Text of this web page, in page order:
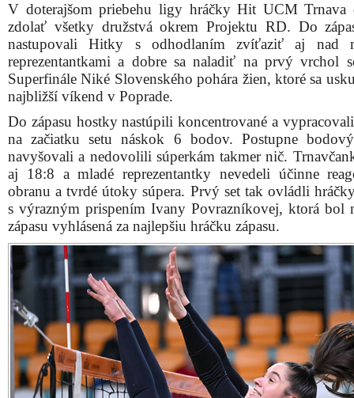
V doterajšom priebehu ligy hráčky Hit UCM Trnava
zdolať všetky družstvá okrem Projektu RD. Do
nastupovali Hitky s odhodlaním zvíťaziť aj nad
reprezentantkami a dobre sa naladiť na prvý vrchol
Superfinále Niké Slovenského pohára žien, ktoré sa
najbližší víkend v Poprade.
Do zápasu hostky nastúpili koncentrované a
na začiatku setu náskok 6 bodov. Postupne
navyšovali a nedovolili súperkám takmer nič.
aj 18:8 a mladé reprezentantky nevedeli účinne
obranu a tvrdé útoky súpera. Prvý set tak ovládli
s výrazným prispením Ivany Povrazníkovej, ktorá bol
zápasu vyhlásená za najlepšiu hráčku zápasu.